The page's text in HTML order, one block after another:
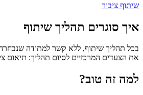
שיתוף ציבור
איך סוגרים תהליך שיתוף
בכל תהליך שיתוף, ללא קשר למתודה
את הצעדים המרכזיים לסיום תהליך: תיאום
למה זה טוב?